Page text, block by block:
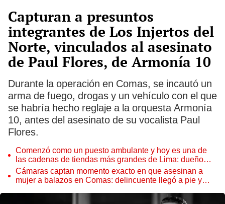
Capturan a presuntos
integrantes de Los Injertos del
Norte, vinculados al asesinato
de Paul Flores, de Armonía 10
Durante la operación en Comas, se incautó un
arma de fuego, drogas y un vehículo con el que
se habría hecho reglaje a la orquesta Armonía
10, antes del asesinato de su vocalista Paul
Flores.
Comenzó como un puesto ambulante y hoy es una de
las cadenas de tiendas más grandes de Lima: dueño
vendía chupetes en Comas
Cámaras captan momento exacto en que asesinan a
mujer a balazos en Comas: delincuente llegó a pie y